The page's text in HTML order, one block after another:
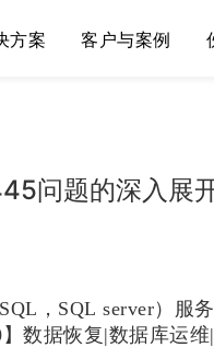
方案 客户与案例
问题的深入展
，SQL server）服
数据恢复|数据库运